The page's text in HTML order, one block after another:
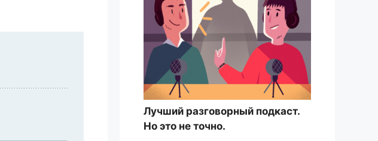
Лучший разговорный подкаст.
Но это не точно.